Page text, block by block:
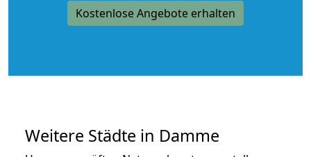
Kostenlose Angebote erhalten
Weitere Städte in Damme